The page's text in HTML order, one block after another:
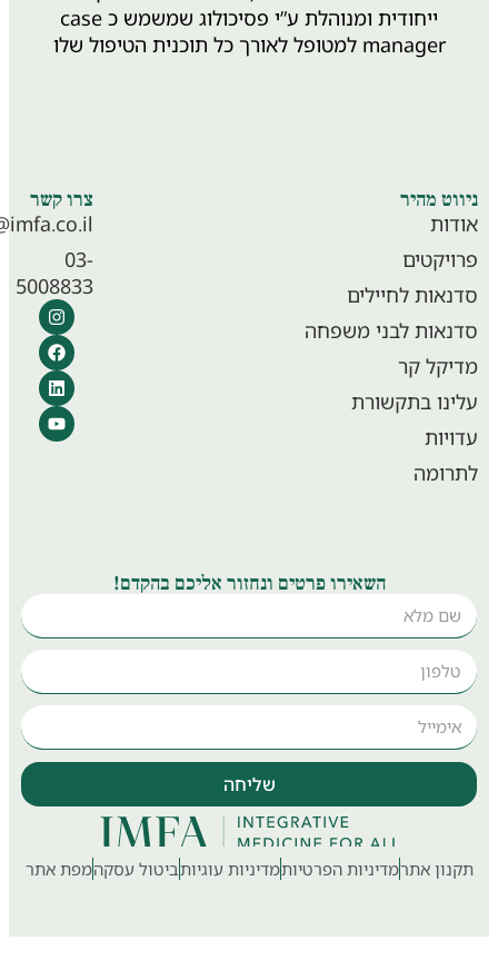
ייחודית ומנוהלת ע”י פסיכולוג שמשמש כ case
manager למטופל לאורך כל תוכנית הטיפול שלו
השאירו פרטים ונחזור אליכם בהקדם!
שליחה
מהיר
לחיילים
לבני משפחה
קר
בתקשורת
צרו קשר
info@imfa.co.il
5008833
אתרמדיניות הפרטיותמדיניות עוגיות ביטול עסקה מפת אתר